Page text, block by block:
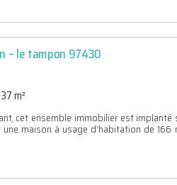
– le tampon 97430
m²
cet ensemble immobilier est implanté
maison à usage d’habitation de